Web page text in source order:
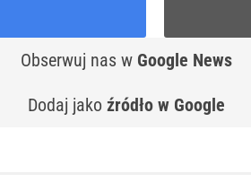
Obserwuj nas w Google News
Dodaj jako źródło w Google